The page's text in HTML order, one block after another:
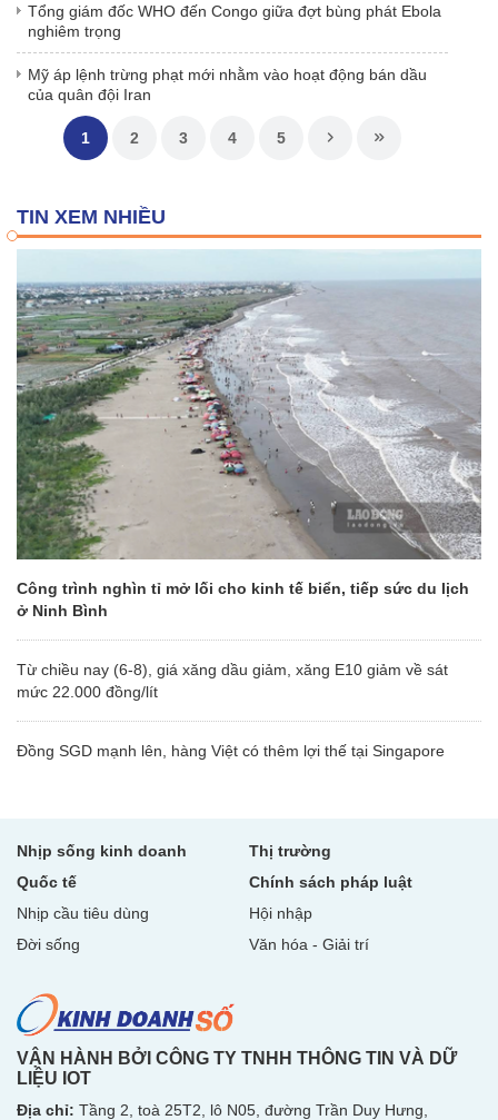
Tổng giám đốc WHO đến Congo giữa đợt bùng phát Ebola
nghiêm trọng
Mỹ áp lệnh trừng phạt mới nhằm vào hoạt động bán dầu
của quân đội Iran
1 2 3 4 5
TIN XEM NHIỀU
Công trình nghìn tỉ mở lối cho kinh tế biển, tiếp sức du lịch
ở Ninh Bình
Từ chiều nay (6-8), giá xăng dầu giảm, xăng E10 giảm về sát
mức 22.000 đồng/lít
Đồng SGD mạnh lên, hàng Việt có thêm lợi thế tại Singapore
Nhịp sống kinh doanh
Thị trường
Quốc tế
Chính sách pháp luật
Nhịp cầu tiêu dùng
Hội nhập
Đời sống
Văn hóa - Giải trí
VẬN HÀNH BỞI CÔNG TY TNHH THÔNG TIN VÀ DỮ
LIỆU IOT
Địa chỉ: Tầng 2, toà 25T2, lô N05, đường Trần Duy Hưng,